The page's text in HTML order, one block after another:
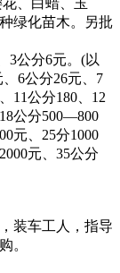
绿化苗木。另批
3公分6元。(以
6公分26元、7
11公分180、12
公分500—800
元、25分1000
元、35公分
装车工人，指导
。